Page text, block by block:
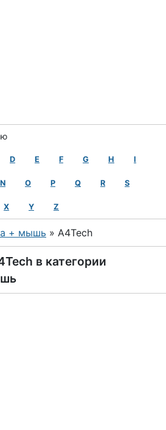
D E F G H I
N O P Q R S
X Y Z
+ мышь » A4Tech
в категории